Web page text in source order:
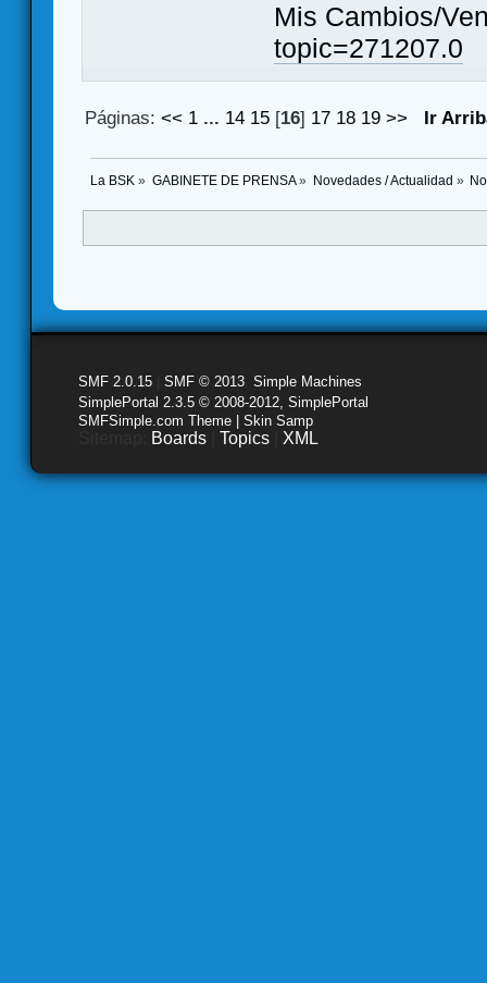
Mis Cambios/
topic=271207.0
Páginas:<< 1 ... 14 15 [16] 17 18 19 >> Ir
La BSK » GABINETE DE PRENSA» Novedades / Actualidad »
SMF 2.0.15 SMF © 2013 Simple Machines
SimplePortal 2.3.5 © 2008-2012, SimplePortal
SMFSimple.com Theme | Skin Samp
Boards Topics XML